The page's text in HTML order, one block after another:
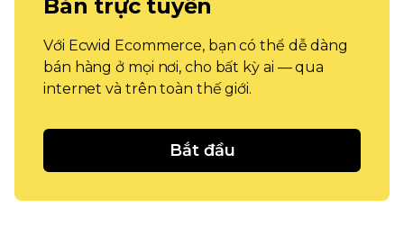
Bán trực tuyến
Với Ecwid Ecommerce, bạn có thể dễ dàng
bán hàng ở mọi nơi, cho bất kỳ ai — qua
internet và trên toàn thế giới.
Bắt đầu